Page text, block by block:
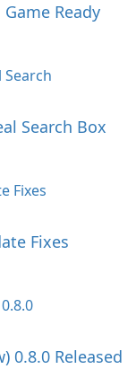
Ready
Search Box
Fixes
0.8.0 Released